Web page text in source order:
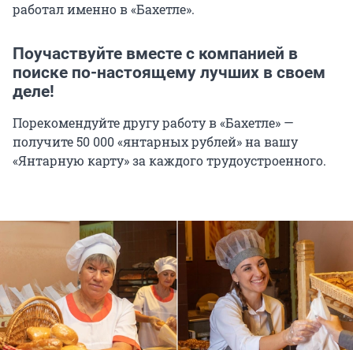
работал именно в «Бахетле».
Поучаствуйте вместе с компанией в
поиске по-настоящему лучших в своем
деле!
Порекомендуйте другу работу в «Бахетле» —
получите 50 000 «янтарных рублей» на вашу
«Янтарную карту» за каждого трудоустроенного.